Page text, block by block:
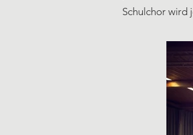
Schulchor wird